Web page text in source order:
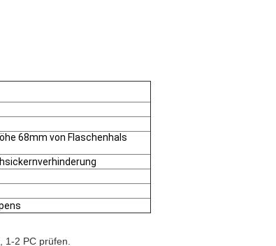
68mm von Flaschenhals
2 PC prüfen.